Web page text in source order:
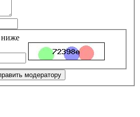
ниже
модератору